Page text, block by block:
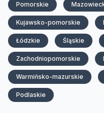
Pomorskie
Kujawsko-pomorskie
Łódzkie Śląskie
Zachodniopomorskie
Warmińsko-mazurskie
Podlaskie